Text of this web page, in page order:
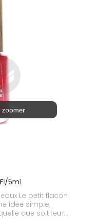
zoomer
5ml
Le petit flacon
idée simple,
que soit leur